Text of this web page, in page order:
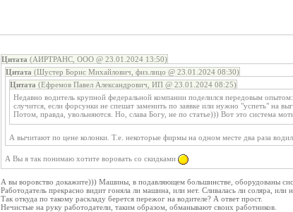
Цитата (АИРТРАНС, ООО @ 23.01.2024 13:50)
Цитата (Шустер Борис Михайлович, физ.лицо @ 23.01.2024 08:30)
Цитата (Ефремов Павел Александрович, ИП @ 23.01.2024 08:25)
Недавно водитель крупной федеральной компании поделился передовым
случится, если форсунки не спешат заменить по заявке или нужно "успеть" на
Потом, правда, увольняются. Но, слава Богу, не по статье))) Вот это система
А вычитают по цене колонки. Т.е. некоторые фирмы на одном месте два раза
А Вы я так понимаю хотите воровать со скидками
А вы воровство докажите))) Машины, в подавляющем большинстве, оборудованы
Работодатель прекрасно видит гоняла ли машина, или нет. Сливалась ли соляра, или
Так откуда по такому раскладу берется пережог на водителе? А ответ прост.
Нечистые на руку работодатели, таким образом, обманывают своих работников.